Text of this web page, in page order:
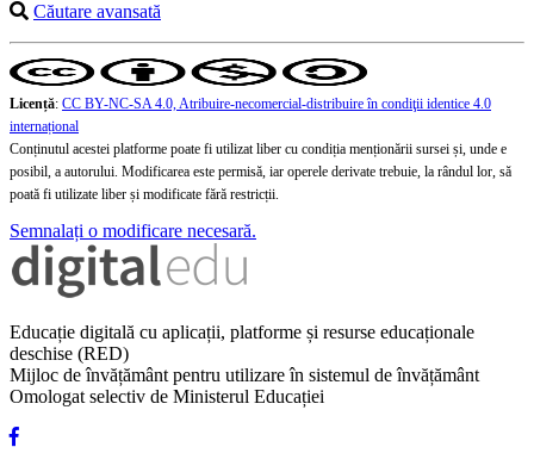
Căutare avansată
Licență: CC BY-NC-SA 4.0, Atribuire-necomercial-distribuire în condiţii identice 4.0
internațional
Conținutul acestei platforme poate fi utilizat liber cu condiția menționării sursei și, unde e
posibil, a autorului. Modificarea este permisă, iar operele derivate trebuie, la rândul lor, să
poată fi utilizate liber și modificate fără restricții.
Semnalați o modificare necesară.
Educație digitală cu aplicații, platforme și resurse educaționale
deschise (RED)
Mijloc de învățământ pentru utilizare în sistemul de învățământ
Omologat selectiv de Ministerul Educației